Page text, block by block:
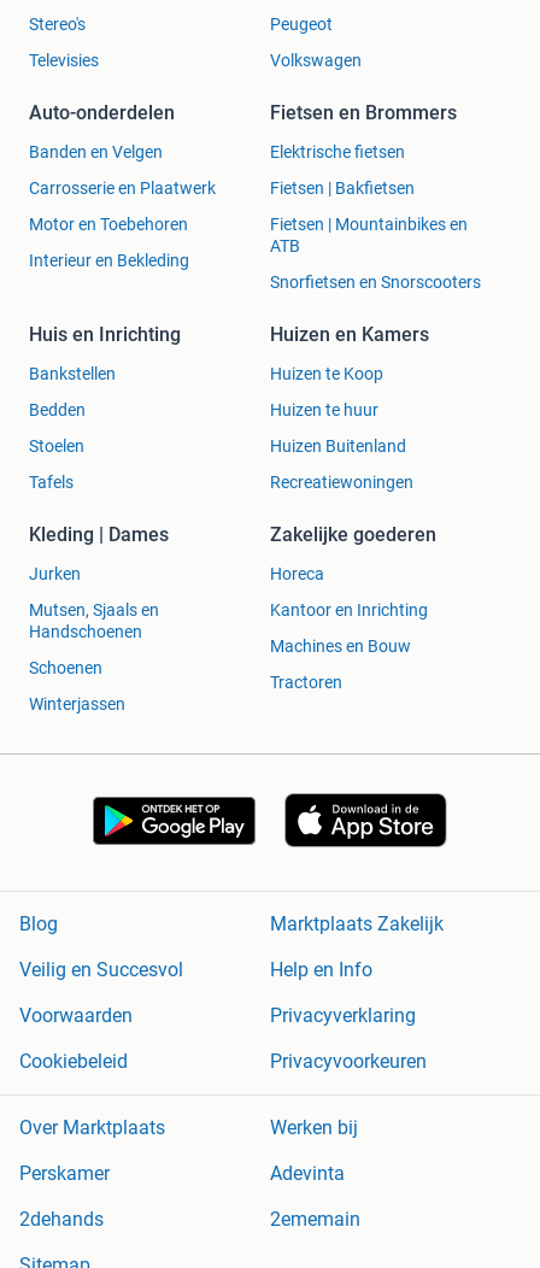
Stereo's
Televisies
Peugeot
Volkswagen
Auto-onderdelen
Banden en Velgen
Carrosserie en Plaatwerk
Motor en Toebehoren
Interieur en Bekleding
Fietsen en Brommers
Elektrische fietsen
Fietsen | Bakfietsen
Fietsen | Mountainbikes en
ATB
Snorfietsen en Snorscooters
Huis en Inrichting
Bankstellen
Bedden
Stoelen
Tafels
Huizen en Kamers
Huizen te Koop
Huizen te huur
Huizen Buitenland
Recreatiewoningen
Kleding | Dames
Jurken
Mutsen, Sjaals en
Handschoenen
Schoenen
Winterjassen
Zakelijke goederen
Horeca
Kantoor en Inrichting
Machines en Bouw
Tractoren
Blog
Marktplaats Zakelijk
Veilig en Succesvol
Help en Info
Voorwaarden
Privacyverklaring
Cookiebeleid
Privacyvoorkeuren
Over Marktplaats
Werken bij
Perskamer
Adevinta
2dehands
2ememain